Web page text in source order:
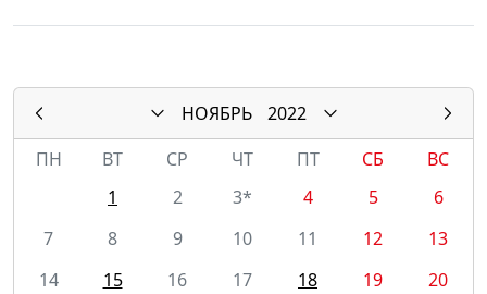
НОЯБРЬ
2022
ПН
ВТ СР ЧТ ПТ СБ
ВС
1
2 3* 4 5
6
7
8 9 10 11 12
13
14
15 16 17 18 19
20